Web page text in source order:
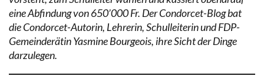
eine Abfindung von 650’000 Fr. Der Condorcet-Blog bat
die Condorcet-Autorin, Lehrerin, Schulleiterin und FDP-
Gemeinderätin Yasmine Bourgeois, ihre Sicht der Dinge
darzulegen.